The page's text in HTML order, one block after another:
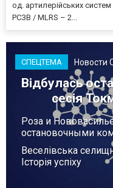
од. артилерійських
РСЗВ / MLRS – 2...
СПЕЦТЕМА Новости
Відбулась
сесія
Роза и
остановочными
Веселівська
Історія успіху